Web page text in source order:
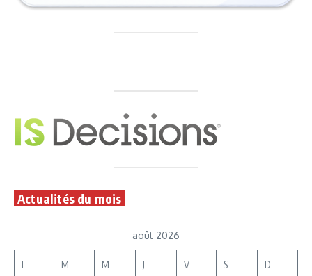
Actualités du mois
août 2026
L M M J V S D